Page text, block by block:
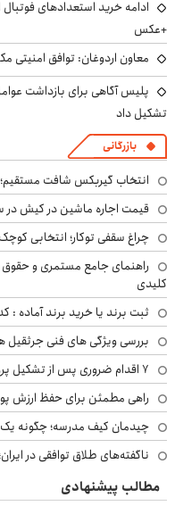
ادامه خرید استعدادهای
+عکس
معاون اردوغان: توافق امنیتی
پلیس آگاهی برای بازداشت
تشکیل داد
بازرگانی
انتخاب گیربکس شافت مستقیم؛
قیمت اجاره ماشین در کیش در سال ۱۴۰۵ چقدر تغییر
چراغ سقفی توکار؛ انتخابی
راهنمای جامع مستمری و
کلیدی
ثبت برند یا خرید برند آماده
بررسی ویژگی های فنی جرثقیل
۷ اقدام ضروری پس از تشکیل پرونده مواد مخدر؛ راهنمای خانواده‌ها
راهی مطمئن برای حفظ ارزش
چیدمان کیف مدرسه؛ چگونه
ناگفته‌های طلاق توافقی در
مطالب پیشنهادی